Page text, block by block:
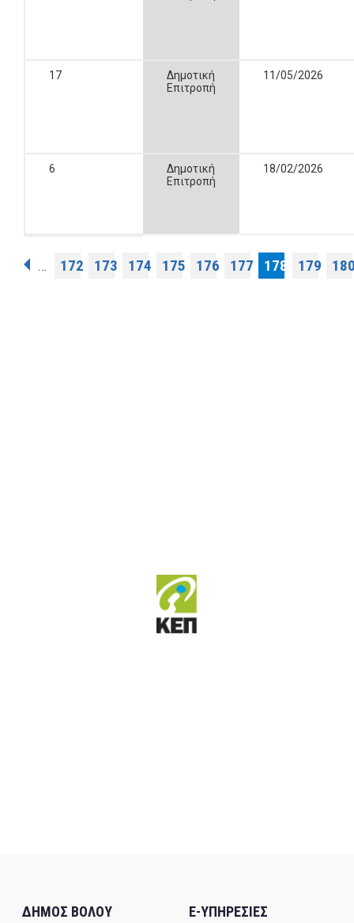
17
Δημοτική
Επιτροπή
11/05/2026
6
Δημοτική
Επιτροπή
18/02/2026
Σελίδες
… 172 173 174 175 176 177 178 179
ΔΗΜΟΣ ΒΟΛΟΥ E-ΥΠΗΡΕΣΙΕΣ